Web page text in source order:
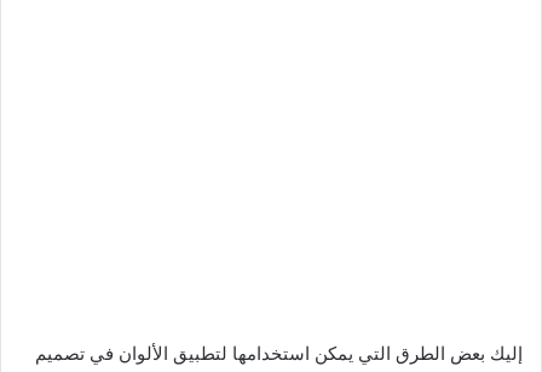
إليك بعض الطرق التي يمكن استخدامها لتطبيق الألوان في تصميم